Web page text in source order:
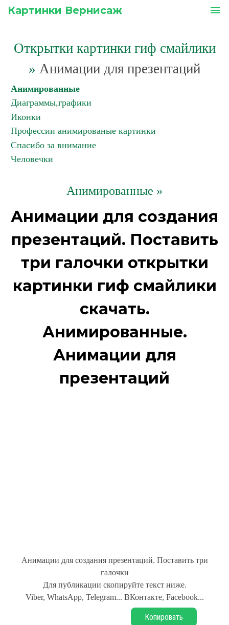
Картинки Вернисаж menu
Открытки картинки гиф смайлики
» Анимации для презентаций
Анимированные
Диаграммы,графики
Иконки
Профессии анимированые картинки
Спасибо за внимание
Человечки
Анимированные »
Анимации для создания
презентаций. Поставить
три галочки открытки
картинки гиф смайлики
скачать.
Анимированные.
Анимации для
презентаций
Анимации для создания презентаций. Поставить три
галочки
Для публикации скопируйте текст ниже.
Viber, WhatsApp, Telegram... ВКонтакте, Facebook...
Копировать